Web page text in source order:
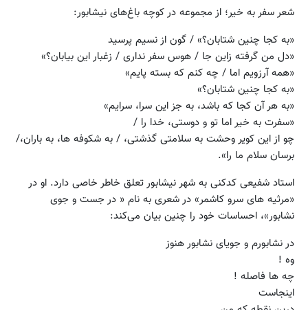
شعر سفر به خیر؛ از مجموعه در کوچه باغ‌های نیشابور:
«به کجا چنین شتابان؟» / گون از نسیم پرسید
«دل من گرفته زاین جا / هوس سفر نداری / زغبار این بیابان؟»
«همه آرزویم اما / چه کنم که بسته پایم»
«به کجا چنین شتابان؟»
«به هر آن کجا که باشد، به جز این سرا، سرایم»
«سفرت به خیر اما تو و دوستی، خدا را /
چو از این کویر وحشت به سلامتی گذشتی، / به شکوفه ها، به باران،/
برسان سلام ما را».
استاد شفیعی کدکنی به شهر نیشابور تعلق خاطر خاصی دارد. او در
«مرثیه های سرو کاشمر» در شعری به نام « در جست و جوی
نشابور»، احساسات خود را چنین بیان می‌کند:
در نشابورم و جویای نشابور هنوز
وه !
چه ها فاصله !
اینجاست